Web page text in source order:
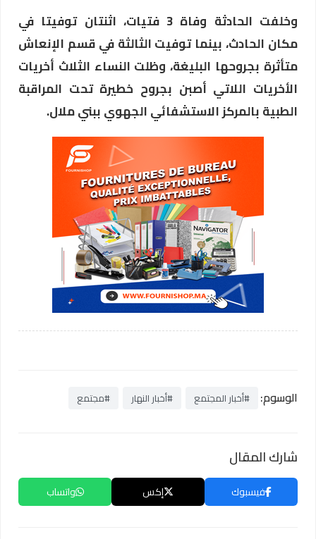
وخلفت الحادثة وفاة 3 فتيات، اثنتان توفيتا في
مكان الحادث، بينما توفيت الثالثة في قسم الإنعاش
متأثرة بجروحها البليغة، وظلت النساء الثلاث أخريات
الأخريات اللاتي أصبن بجروح خطيرة تحت المراقبة
الطبية بالمركز الاستشفائي الجهوي ببني ملال.
الوسوم: #أخبار المجتمع #أخبار النهار #مجتمع
شارك المقال
فيسبوك إكس واتساب